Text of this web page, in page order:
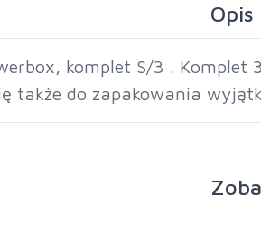
komplet S/3 . Komplet
także do zapakowania